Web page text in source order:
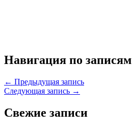
Навигация по записям
← Предыдущая запись
Следующая запись →
Свежие записи